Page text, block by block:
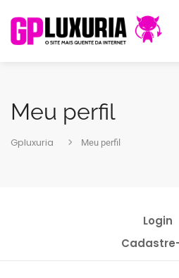
Meu perfil
Gpluxuria Meu perfil
Login